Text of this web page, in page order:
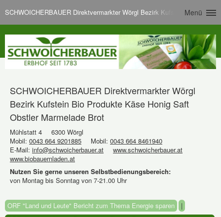
SCHWOICHERBAUER Direktvermarkter Wörgl Bezirk Kufstein Bio
Menü
SCHWOICHERBAUER Direktvermarkter Wörgl
Bezirk Kufstein Bio Produkte Käse Honig Saft
Obstler Marmelade Brot
Mühlstatt 4
6300 Wörgl
Mobil: 0043 664 9201885 Mobil: 0043 664 8461940
E-Mail: info@schwoicherbauer.at
www.schwoicherbauer.at
www.biobauernladen.at
Nutzen Sie gerne unseren Selbstbedienungsbereich:
von Montag bis Sonntag von 7-21.00 Uhr
ORF "Land und Leute" Bericht zum Thema Energie sparen
|